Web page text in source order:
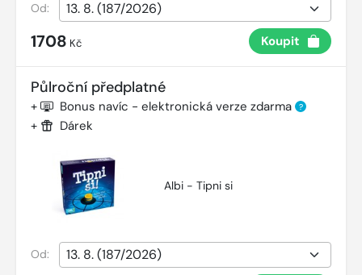
Od:
1708 Kč Koupit
Půlroční předplatné
+ Bonus navíc - elektronická verze zdarma ?
+ Dárek
Albi - Tipni si
Od: